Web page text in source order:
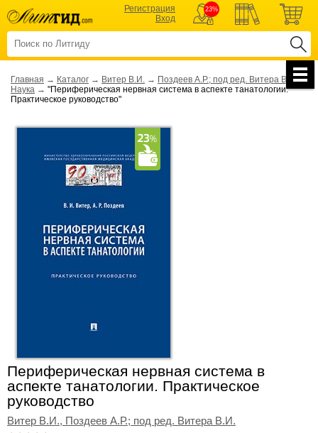
Регистрация
Вход
23%
Главная → Каталог → Витер В.И. → Поздеев А.Р.; под ред. Витера В.И.→
Наука → "Периферическая нервная система в аспекте танатологии.
Практическое руководство"
Периферическая нервная система в
аспекте танатологии. Практическое
руководство
Витер В.И., Поздеев А.Р.; под ред. Витера В.И.